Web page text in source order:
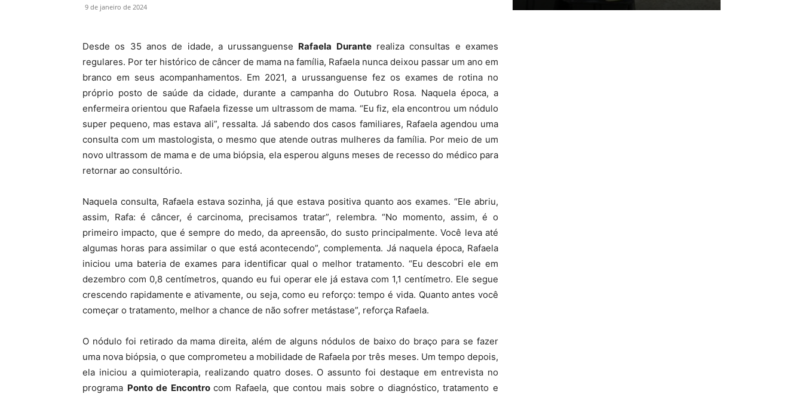
9 de janeiro de 2024
Desde os 35 anos de idade, a urussanguense Rafaela Duranterealiza consultas e exames
regulares. Por ter histórico de câncer de mama na família, Rafaela nunca deixou passar um ano em
branco em seus acompanhamentos. Em 2021, a urussanguense fez os exames de rotina no
próprio posto de saúde da cidade, durante a campanha do Outubro Rosa. Naquela época, a
enfermeira orientou que Rafaela fizesse um ultrassom de mama. “Eu fiz, ela encontrou um nódulo
super pequeno, mas estava ali”, ressalta. Já sabendo dos casos familiares, Rafaela agendou uma
consulta com um mastologista, o mesmo que atende outras mulheres da família. Por meio de um
novo ultrassom de mama e de uma biópsia, ela esperou alguns meses de recesso do médico para
retornar ao consultório.
Naquela consulta, Rafaela estava sozinha, já que estava positiva quanto aos exames. “Ele abriu,
assim, Rafa: é câncer, é carcinoma, precisamos tratar”, relembra. “No momento, assim, é o
primeiro impacto, que é sempre do medo, da apreensão, do susto principalmente. Você leva até
algumas horas para assimilar o que está acontecendo”, complementa. Já naquela época, Rafaela
iniciou uma bateria de exames para identificar qual o melhor tratamento. “Eu descobri ele em
dezembro com 0,8 centímetros, quando eu fui operar ele já estava com 1,1 centímetro. Ele segue
crescendo rapidamente e ativamente, ou seja, como eu reforço: tempo é vida. Quanto antes você
começar o tratamento, melhor a chance de não sofrer metástase”, reforça Rafaela.
O nódulo foi retirado da mama direita, além de alguns nódulos de baixo do braço para se fazer
uma nova biópsia, o que comprometeu a mobilidade de Rafaela por três meses. Um tempo depois,
ela iniciou a quimioterapia, realizando quatro doses. O assunto foi destaque em entrevista no
programa Ponto de Encontrocom Rafaela, que contou mais sobre o diagnóstico, tratamento e